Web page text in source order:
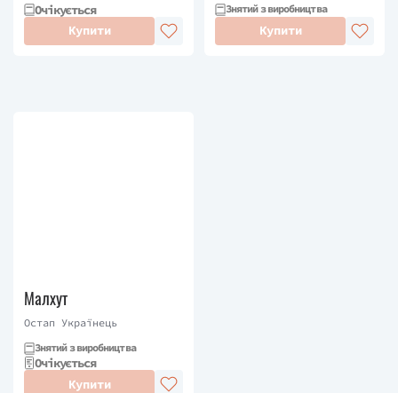
Очікується
Купити
Знятий з виробництва
Купити
Малхут
Остап Українець
Знятий з виробництва
Очікується
Купити